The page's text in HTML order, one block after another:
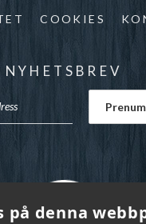
på denna
COOKIES
NYHETSBREV